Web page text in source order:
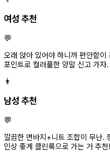
여성 추천
💬
오래 앉아 있어야 하니까 편안함
포인트로 컬러풀한 양말 신고 가자
👨
남성 추천
💬
깔끔한 면바지+니트 조합이 무난.
인상 좋게 클린룩으로 가는 거 추